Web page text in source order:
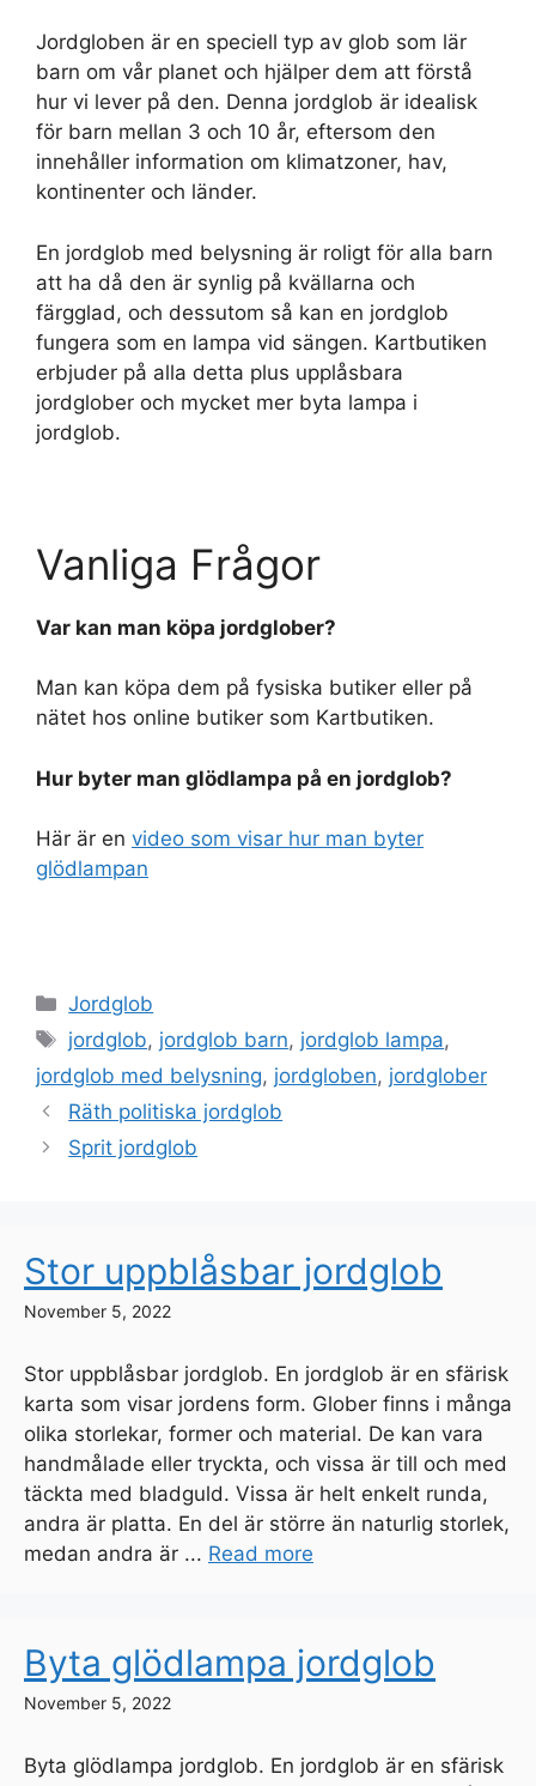
Jordgloben är en speciell typ av glob som lär
barn om vår planet och hjälper dem att förstå
hur vi lever på den. Denna jordglob är idealisk
för barn mellan 3 och 10 år, eftersom den
innehåller information om klimatzoner, hav,
kontinenter och länder.
En jordglob med belysning är roligt för alla barn
att ha då den är synlig på kvällarna och
färgglad, och dessutom så kan en jordglob
fungera som en lampa vid sängen. Kartbutiken
erbjuder på alla detta plus upplåsbara
jordglober och mycket mer byta lampa i
jordglob.
Vanliga Frågor
Var kan man köpa jordglober?
Man kan köpa dem på fysiska butiker eller på
nätet hos online butiker som Kartbutiken.
Hur byter man glödlampa på en jordglob?
Här är en video som visar hur man byter
glödlampan
Categories
Jordglob
Tags
jordglob, jordglob barn, jordglob lampa,
jordglob med belysning, jordgloben, jordglober
Räth politiska jordglob
Sprit jordglob
Stor uppblåsbar jordglob
November 5, 2022
Stor uppblåsbar jordglob. En jordglob är en sfärisk
karta som visar jordens form. Glober finns i många
olika storlekar, former och material. De kan vara
handmålade eller tryckta, och vissa är till och med
täckta med bladguld. Vissa är helt enkelt runda,
andra är platta. En del är större än naturlig storlek,
medan andra är ... Read more
Byta glödlampa jordglob
November 5, 2022
Byta glödlampa jordglob. En jordglob är en sfärisk